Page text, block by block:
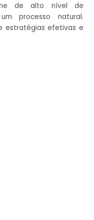
de alto nível de
processo natural.
estratégias efetivas e